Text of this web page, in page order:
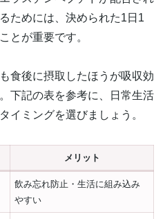
ためには、決められた1日1
とが重要です。
食後に摂取したほうが吸収効
下記の表を参考に、日常生活
イミングを選びましょう。
メリット
飲み忘れ防止・生活に組み込み
やすい